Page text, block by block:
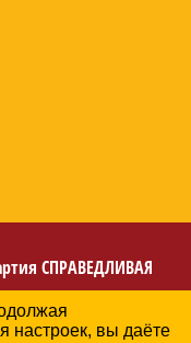
СПРАВЕДЛИВАЯ
области
настроек, вы даёте